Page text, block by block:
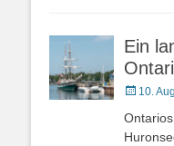
Ein
10.